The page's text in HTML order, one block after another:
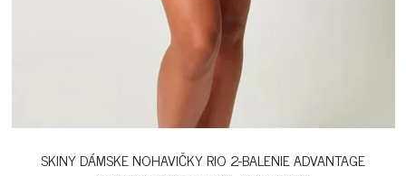
SKINY DÁMSKE NOHAVIČKY RIO 2-BALENIE ADVANTAGE